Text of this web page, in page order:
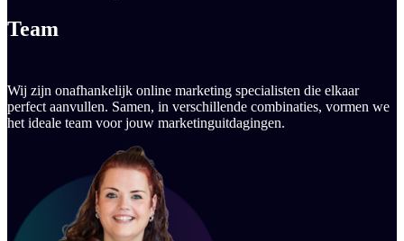
Team
Wij zijn onafhankelijk online marketing specialisten die elkaar
perfect aanvullen. Samen, in verschillende combinaties, vormen we
het ideale team voor jouw marketinguitdagingen.